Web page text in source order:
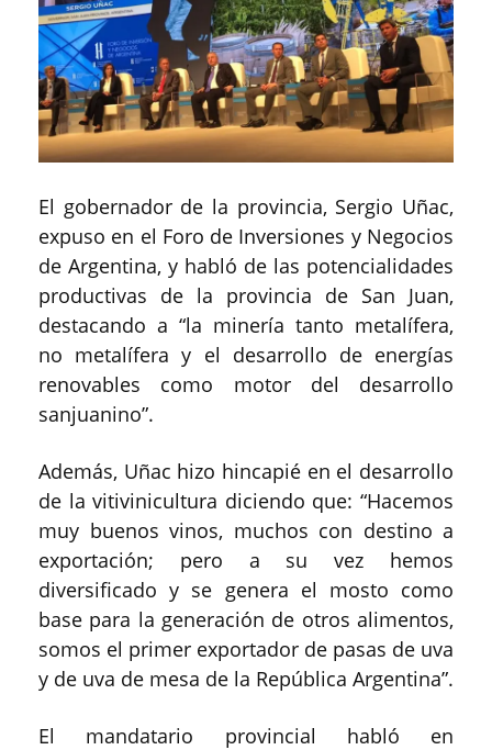
El gobernador de la provincia, Sergio Uñac,
expuso en el Foro de Inversiones y Negocios
de Argentina, y habló de las potencialidades
productivas de la provincia de San Juan,
destacando a “la minería tanto metalífera,
no metalífera y el desarrollo de energías
renovables como motor del desarrollo
sanjuanino”.
Además, Uñac hizo hincapié en el desarrollo
de la vitivinicultura diciendo que: “Hacemos
muy buenos vinos, muchos con destino a
exportación; pero a su vez hemos
diversificado y se genera el mosto como
base para la generación de otros alimentos,
somos el primer exportador de pasas de uva
y de uva de mesa de la República Argentina”.
El mandatario provincial habló en